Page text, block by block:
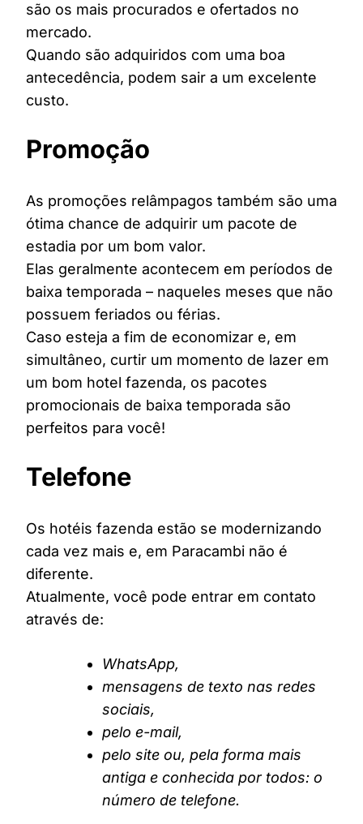
são os mais procurados e ofertados no
mercado.
Quando são adquiridos com uma boa
antecedência, podem sair a um excelente
custo.
Promoção
As promoções relâmpagos também são uma
ótima chance de adquirir um pacote de
estadia por um bom valor.
Elas geralmente acontecem em períodos de
baixa temporada – naqueles meses que não
possuem feriados ou férias.
Caso esteja a fim de economizar e, em
simultâneo, curtir um momento de lazer em
um bom hotel fazenda, os pacotes
promocionais de baixa temporada são
perfeitos para você!
Telefone
Os hotéis fazenda estão se modernizando
cada vez mais e, em Paracambi não é
diferente.
Atualmente, você pode entrar em contato
através de:
WhatsApp,
mensagens de texto nas redes
sociais,
pelo e-mail,
pelo site ou, pela forma mais
antiga e conhecida por todos: o
número de telefone.